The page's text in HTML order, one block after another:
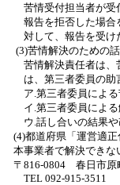
苦情受付担当者が受付
報告を拒否した場合を
対して、報告を受け
(3)苦情解決のための
苦情解決責任者は、苦
は、第三者委員の助
ア.第三者委員による
イ.第三者委員による
ウ.話し合いの結果や
(4)都道府県「運営適正
本事業者で解決できな
〒816-0804 春日市原
TEL 092-915-3511